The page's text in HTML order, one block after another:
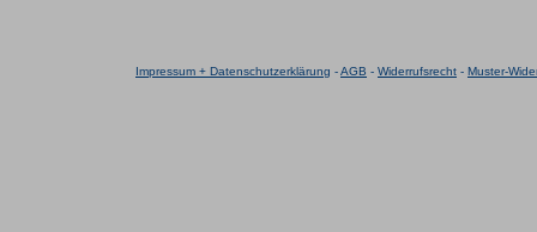
Impressum + Datenschutzerklärung -AGB - Widerrufsrecht - Muster-